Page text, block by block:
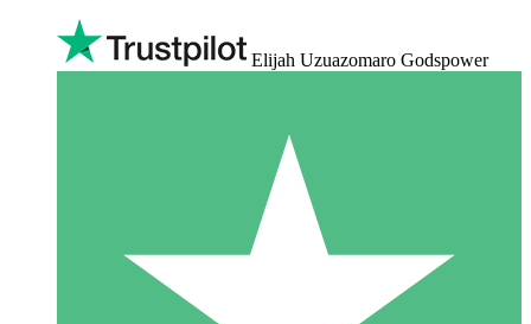
Elijah Uzuazomaro Godspower